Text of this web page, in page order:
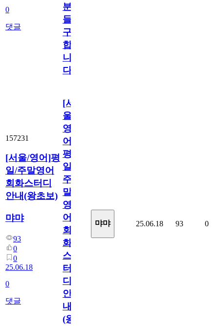
0
댓글
분
들
구
합
니
다
157231
[서울/영어]평
일/주말영어
회화스터디
안내(왕초보)
먀먀
93
0
0
25.06.18
0
댓글
[서
울/
영
어]
평
일/
주
말
영
어
회
화
스
터
디
안
내
(왕
먀먀 25.06.18 93 0